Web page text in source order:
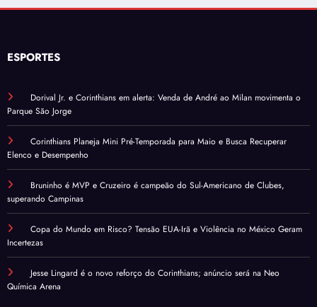
ESPORTES
Dorival Jr. e Corinthians em alerta: Venda de André ao Milan movimenta o
Parque São Jorge
Corinthians Planeja Mini Pré-Temporada para Maio e Busca Recuperar
Elenco e Desempenho
Bruninho é MVP e Cruzeiro é campeão do Sul-Americano de Clubes,
superando Campinas
Copa do Mundo em Risco? Tensão EUA-Irã e Violência no México Geram
Incertezas
Jesse Lingard é o novo reforço do Corinthians; anúncio será na Neo
Química Arena